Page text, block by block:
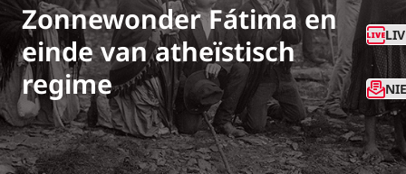
Zonnewonder Fátima en
einde van atheïstisch
regime